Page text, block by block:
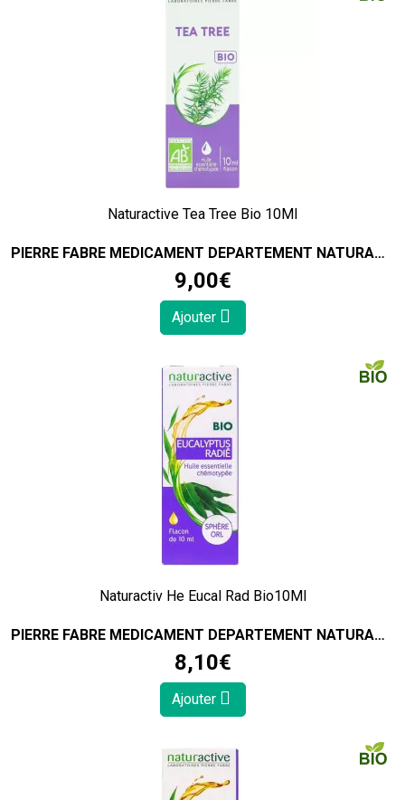
Naturactive Tea Tree Bio 10Ml
PIERRE FABRE MEDICAMENT DEPARTEMENT NATURACTIVE
9,00€
Ajouter
Naturactiv He Eucal Rad Bio10Ml
PIERRE FABRE MEDICAMENT DEPARTEMENT NATURACTIVE
8,10€
Ajouter